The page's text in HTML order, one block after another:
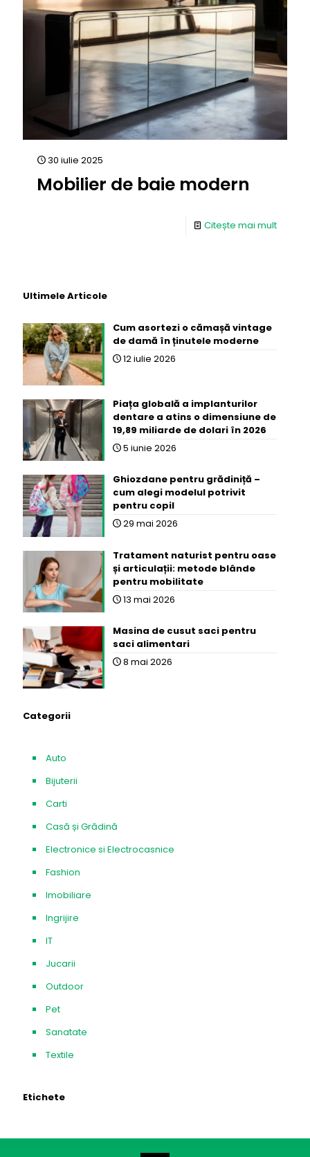
30 iulie 2025
Mobilier de baie modern
Citește mai mult
Ultimele Articole
Cum asortezi o cămașă vintage
de damă în ținutele moderne
12 iulie 2026
Piața globală a implanturilor
dentare a atins o dimensiune de
19,89 miliarde de dolari în 2026
5 iunie 2026
Ghiozdane pentru grădiniță –
cum alegi modelul potrivit
pentru copil
29 mai 2026
Tratament naturist pentru oase
și articulații: metode blânde
pentru mobilitate
13 mai 2026
Masina de cusut saci pentru
saci alimentari
8 mai 2026
Categorii
Auto
Bijuterii
Carti
Casă și Grădină
Electronice si Electrocasnice
Fashion
Imobiliare
Ingrijire
IT
Jucarii
Outdoor
Pet
Sanatate
Textile
Etichete